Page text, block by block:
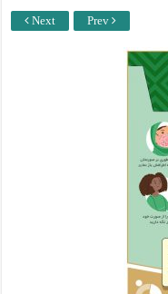
Next Prev